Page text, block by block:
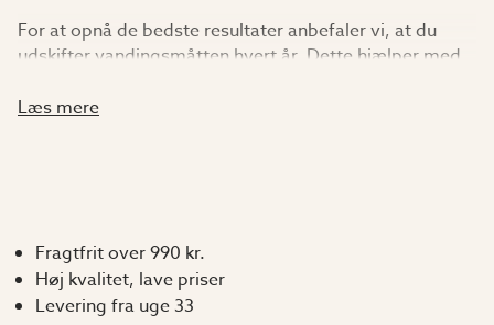
For at opnå de bedste resultater anbefaler vi, at du
udskifter vandingsmåtten hvert år. Dette hjælper med
stoffer samt plantesygdomme. Giv dine planter det
Læs mere
Fragtfrit over 990 kr.
Høj kvalitet, lave priser
Levering fra uge 33